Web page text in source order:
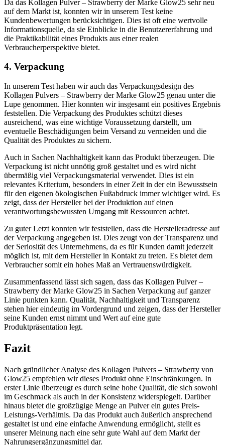
Da das Kollagen Pulver – Strawberry der Marke Glow25 sehr neu
auf dem Markt ist, konnten wir in unserem Test keine
Kundenbewertungen berücksichtigen. Dies ist oft eine wertvolle
Informationsquelle, da sie Einblicke in die Benutzererfahrung und
die Praktikabilität eines Produkts aus einer realen
Verbraucherperspektive bietet.
4. Verpackung
In unserem Test haben wir auch das Verpackungsdesign des
Kollagen Pulvers – Strawberry der Marke Glow25 genau unter die
Lupe genommen. Hier konnten wir insgesamt ein positives Ergebnis
feststellen. Die Verpackung des Produktes schützt dieses
ausreichend, was eine wichtige Voraussetzung darstellt, um
eventuelle Beschädigungen beim Versand zu vermeiden und die
Qualität des Produktes zu sichern.
Auch in Sachen Nachhaltigkeit kann das Produkt überzeugen. Die
Verpackung ist nicht unnötig groß gestaltet und es wird nicht
übermäßig viel Verpackungsmaterial verwendet. Dies ist ein
relevantes Kriterium, besonders in einer Zeit in der ein Bewusstsein
für den eigenen ökologischen Fußabdruck immer wichtiger wird. Es
zeigt, dass der Hersteller bei der Produktion auf einen
verantwortungsbewussten Umgang mit Ressourcen achtet.
Zu guter Letzt konnten wir feststellen, dass die Herstelleradresse auf
der Verpackung angegeben ist. Dies zeugt von der Transparenz und
der Seriosität des Unternehmens, da es für Kunden damit jederzeit
möglich ist, mit dem Hersteller in Kontakt zu treten. Es bietet dem
Verbraucher somit ein hohes Maß an Vertrauenswürdigkeit.
Zusammenfassend lässt sich sagen, dass das Kollagen Pulver –
Strawberry der Marke Glow25 in Sachen Verpackung auf ganzer
Linie punkten kann. Qualität, Nachhaltigkeit und Transparenz
stehen hier eindeutig im Vordergrund und zeigen, dass der Hersteller
seine Kunden ernst nimmt und Wert auf eine gute
Produktpräsentation legt.
Fazit
Nach gründlicher Analyse des Kollagen Pulvers – Strawberry von
Glow25 empfehlen wir dieses Produkt ohne Einschränkungen. In
erster Linie überzeugt es durch seine hohe Qualität, die sich sowohl
im Geschmack als auch in der Konsistenz widerspiegelt. Darüber
hinaus bietet die großzügige Menge an Pulver ein gutes Preis-
Leistungs-Verhältnis. Da das Produkt auch äußerlich ansprechend
gestaltet ist und eine einfache Anwendung ermöglicht, stellt es
unserer Meinung nach eine sehr gute Wahl auf dem Markt der
Nahrungsergänzungsmittel dar.